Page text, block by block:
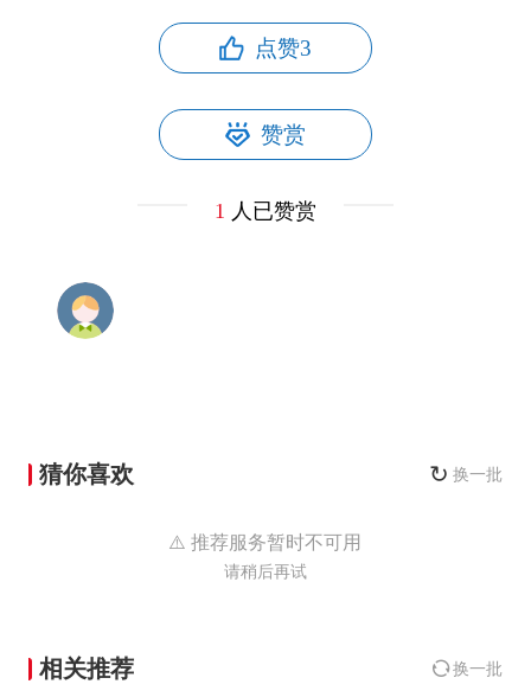
点赞3
赞赏
1 人已赞赏
猜你喜欢 ↻ 换一批
⚠️ 推荐服务暂时不可用
请稍后再试
相关推荐 换一批